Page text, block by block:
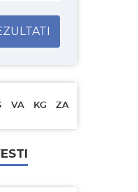
VA KG ZA